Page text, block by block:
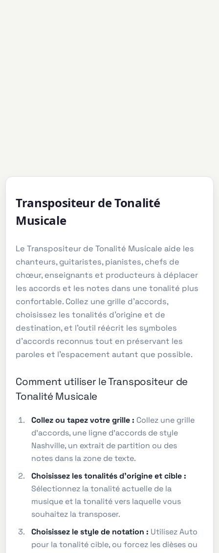
Transpositeur de Tonalité
Musicale
Le Transpositeur de Tonalité Musicale aide les
chanteurs, guitaristes, pianistes, chefs de
chœur, enseignants et producteurs à déplacer
les accords et les notes dans une tonalité plus
confortable. Collez une grille d'accords,
choisissez les tonalités d'origine et de
destination, et l'outil réécrit les symboles
d'accords reconnus tout en préservant les
paroles et l'espacement autant que possible.
Comment utiliser le Transpositeur de
Tonalité Musicale
Collez ou tapez votre grille : Collez une grille
d'accords, une ligne d'accords de style
Nashville, un extrait de partition ou des
notes dans la zone de texte.
Choisissez les tonalités d'origine et cible :
Sélectionnez la tonalité actuelle de la
musique et la tonalité vers laquelle vous
souhaitez la transposer.
Choisissez le style de notation : Utilisez Auto
pour la tonalité cible, ou forcez les dièses ou